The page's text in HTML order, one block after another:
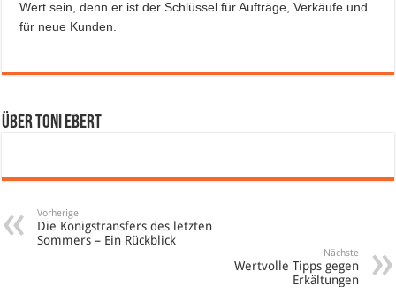
Wert sein, denn er ist der Schlüssel für Aufträge, Verkäufe und
für neue Kunden.
Über Toni Ebert
Vorherige
Die Königstransfers des letzten
Sommers – Ein Rückblick
Nächste
Wertvolle Tipps gegen
Erkältungen